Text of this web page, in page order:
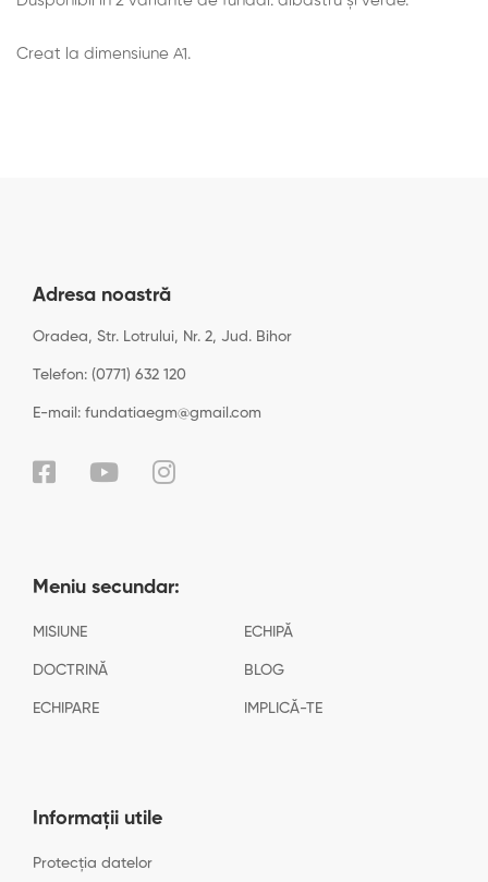
Creat la dimensiune A1.
Adresa noastră
Oradea, Str. Lotrului, Nr. 2, Jud. Bihor
Telefon: (0771) 632 120
E-mail: fundatiaegm@gmail.com
Meniu secundar:
MISIUNE ECHIPĂ
DOCTRINĂ BLOG
ECHIPARE IMPLICĂ-TE
Informații utile
Protecția datelor